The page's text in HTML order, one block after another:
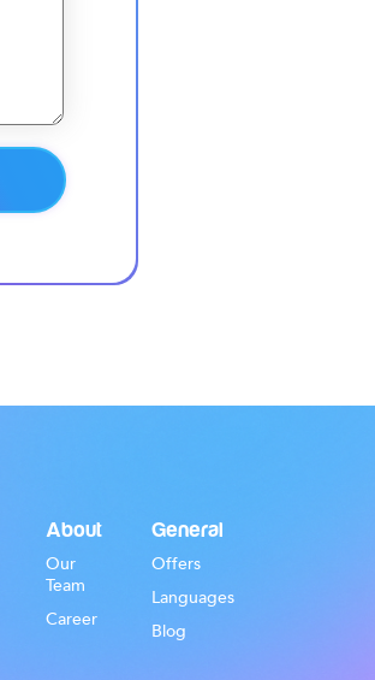
About
Our
Team
Career
General
Offers
Languages
Blog